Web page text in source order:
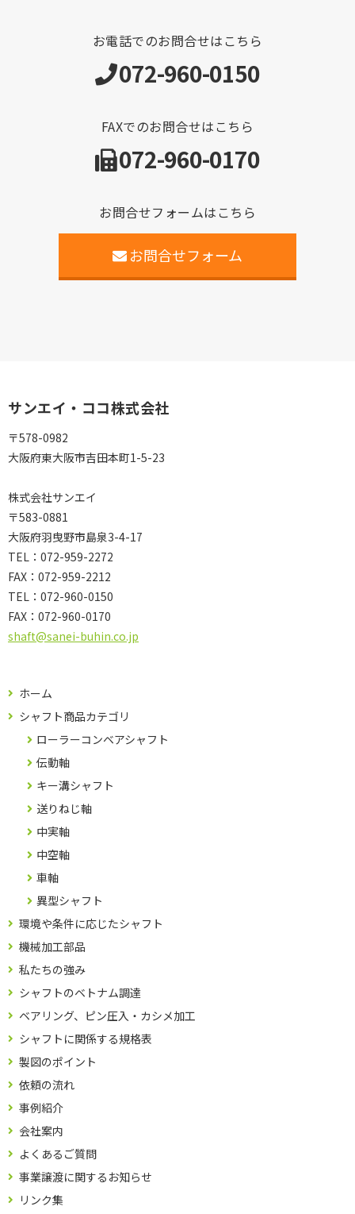
お電話でのお問合せはこちら
072-960-0150
FAXでのお問合せはこちら
072-960-0170
お問合せフォームはこちら
お問合せフォーム
サンエイ・ココ株式会社
〒578-0982
大阪府東大阪市吉田本町1-5-23
株式会社サンエイ
〒583-0881
大阪府羽曳野市島泉3-4-17
TEL：072-959-2272
FAX：072-959-2212
TEL： 072-960-0150
FAX： 072-960-0170
shaft@sanei-buhin.co.jp
ホーム
シャフト商品カテゴリ
ローラーコンベアシャフト
伝動軸
キー溝シャフト
送りねじ軸
中実軸
中空軸
車軸
異型シャフト
環境や条件に応じたシャフト
機械加工部品
私たちの強み
シャフトのベトナム調達
ベアリング、ピン圧入・カシメ加工
シャフトに関係する規格表
製図のポイント
依頼の流れ
事例紹介
会社案内
よくあるご質問
事業譲渡に関するお知らせ
リンク集